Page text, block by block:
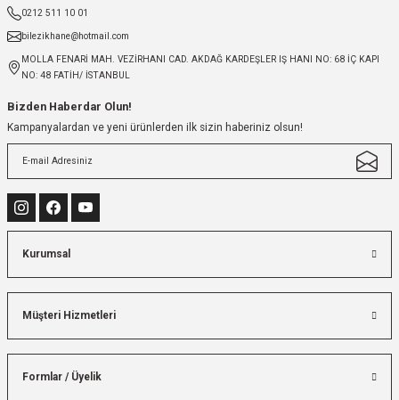
0212 511 10 01
bilezikhane@hotmail.com
MOLLA FENARİ MAH. VEZİRHANI CAD. AKDAĞ KARDEŞLER IŞ HANI NO: 68 İÇ KAPI
NO: 48 FATİH/ İSTANBUL
Bizden Haberdar Olun!
Kampanyalardan ve yeni ürünlerden ilk sizin haberiniz olsun!
Kurumsal
Müşteri Hizmetleri
Formlar / Üyelik